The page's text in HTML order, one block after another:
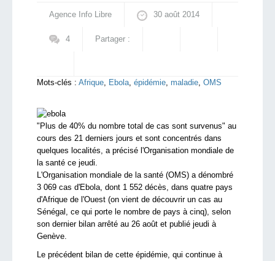
Agence Info Libre 30 août 2014
4 Partager :
Mots-clés : Afrique, Ebola, épidémie, maladie, OMS
"Plus de 40% du nombre total de cas sont survenus" au
cours des 21 derniers jours et sont concentrés dans
quelques localités, a précisé l'Organisation mondiale de
la santé ce jeudi.
L'Organisation mondiale de la santé (OMS) a dénombré
3 069 cas d'Ebola, dont 1 552 décès, dans quatre pays
d'Afrique de l'Ouest (on vient de découvrir un cas au
Sénégal, ce qui porte le nombre de pays à cinq), selon
son dernier bilan arrêté au 26 août et publié jeudi à
Genève.
Le précédent bilan de cette épidémie, qui continue à